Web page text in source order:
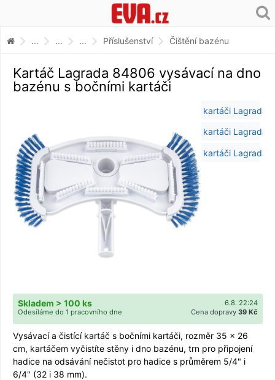
... ... ... Příslušenství Čištění bazénu
Kartáč Lagrada 84806 vysávací na dno
bazénu s bočními kartáči
6.8. 22:24
Skladem > 100 ks
Cena dopravy 39 Kč
Odesíláme do 1 pracovního dne
Vysávací a čistící kartáč s bočními kartáči, rozměr 35 x 26
cm, kartáčem vyčistíte stěny i dno bazénu, trn pro připojení
hadice na odsávání nečistot pro hadice s průměrem 5/4" i
6/4" (32 i 38 mm).